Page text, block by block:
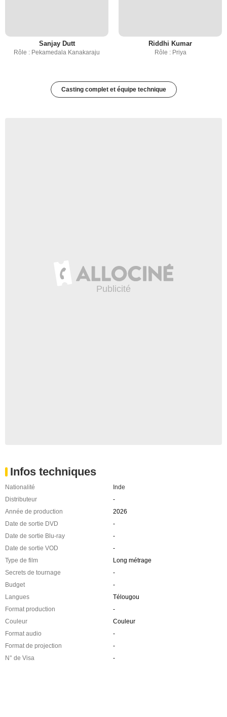
Sanjay Dutt
Rôle : Pekamedala Kanakaraju
Riddhi Kumar
Rôle : Priya
Casting complet et équipe technique
Infos techniques
Nationalité
Inde
Distributeur
-
Année de production
2026
Date de sortie DVD
-
Date de sortie Blu-ray
-
Date de sortie VOD
-
Type de film
Long métrage
Secrets de tournage
-
Budget
-
Langues
Télougou
Format production
-
Couleur
Couleur
Format audio
-
Format de projection
-
N° de Visa
-